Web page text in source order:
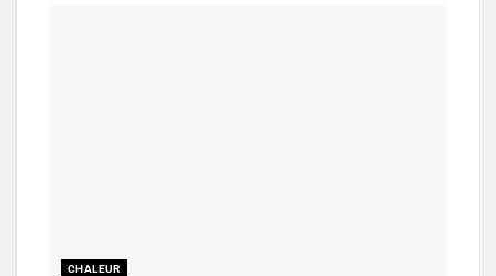
CHALEUR